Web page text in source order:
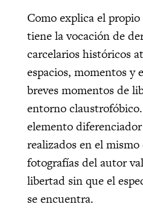
Como explica el
tiene la vocación de
carcelarios históricos
espacios, momentos y
breves momentos de
entorno
elemento
realizados en el
fotografías del autor
libertad sin que el
se encuentra.